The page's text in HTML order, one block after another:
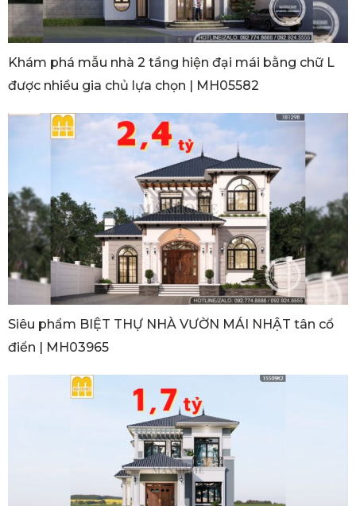
Khám phá mẫu nhà 2 tầng hiện đại mái bằng chữ L
được nhiều gia chủ lựa chọn | MH05582
Siêu phẩm BIỆT THỰ NHÀ VƯỜN MÁI NHẬT tân cổ
điển | MH03965